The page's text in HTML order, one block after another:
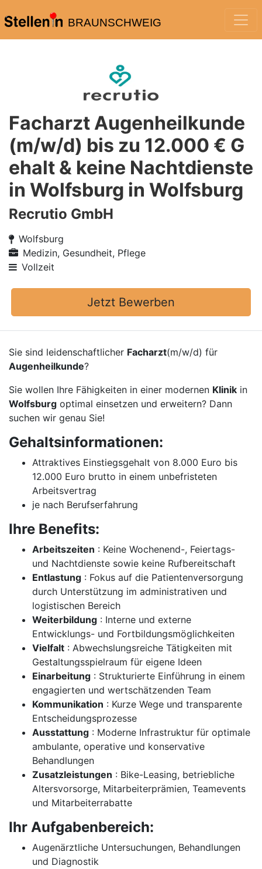
BRAUNSCHWEIG
Facharzt Augenheilkunde
(m/w/d) bis zu 12.000 € G
ehalt & keine Nachtdienste
in Wolfsburg in Wolfsburg
Recrutio GmbH
Wolfsburg
Medizin, Gesundheit, Pflege
Vollzeit
Jetzt Bewerben
Sie sind leidenschaftlicher Facharzt(m/w/d) für
Augenheilkunde?
Sie wollen Ihre Fähigkeiten in einer modernen Klinik in
Wolfsburg optimal einsetzen und erweitern? Dann
suchen wir genau Sie!
Gehaltsinformationen:
Attraktives Einstiegsgehalt von 8.000 Euro bis
12.000 Euro brutto in einem unbefristeten
Arbeitsvertrag
je nach Berufserfahrung
Ihre Benefits:
Arbeitszeiten : Keine Wochenend-, Feiertags-
und Nachtdienste sowie keine Rufbereitschaft
Entlastung : Fokus auf die Patientenversorgung
durch Unterstützung im administrativen und
logistischen Bereich
Weiterbildung : Interne und externe
Entwicklungs- und Fortbildungsmöglichkeiten
Vielfalt : Abwechslungsreiche Tätigkeiten mit
Gestaltungsspielraum für eigene Ideen
Einarbeitung : Strukturierte Einführung in einem
engagierten und wertschätzenden Team
Kommunikation : Kurze Wege und transparente
Entscheidungsprozesse
Ausstattung : Moderne Infrastruktur für optimale
ambulante, operative und konservative
Behandlungen
Zusatzleistungen : Bike-Leasing, betriebliche
Altersvorsorge, Mitarbeiterprämien, Teamevents
und Mitarbeiterrabatte
Ihr Aufgabenbereich:
Augenärztliche Untersuchungen, Behandlungen
und Diagnostik